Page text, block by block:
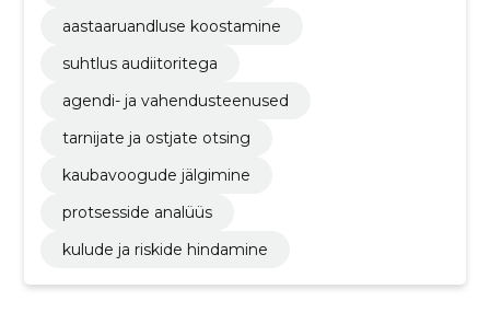
aastaaruandluse koostamine
suhtlus audiitoritega
agendi- ja vahendusteenused
tarnijate ja ostjate otsing
kaubavoogude jälgimine
protsesside analüüs
kulude ja riskide hindamine